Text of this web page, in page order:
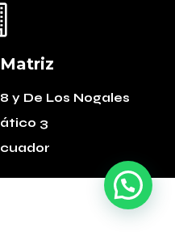
y De Los Nogales
3